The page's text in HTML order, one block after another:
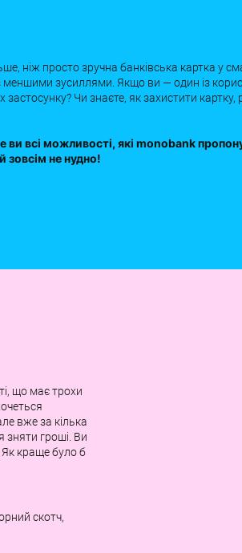
що має трохи
вже за кілька
зняти гроші. Ви
Як краще було б
скотч,
ніж просто зручна банківська картка у
зусиллями. Якщо ви — один із
застосунку? Чи знаєте, як захистити
ви всі можливості, які monobank
зовсім не нудно!